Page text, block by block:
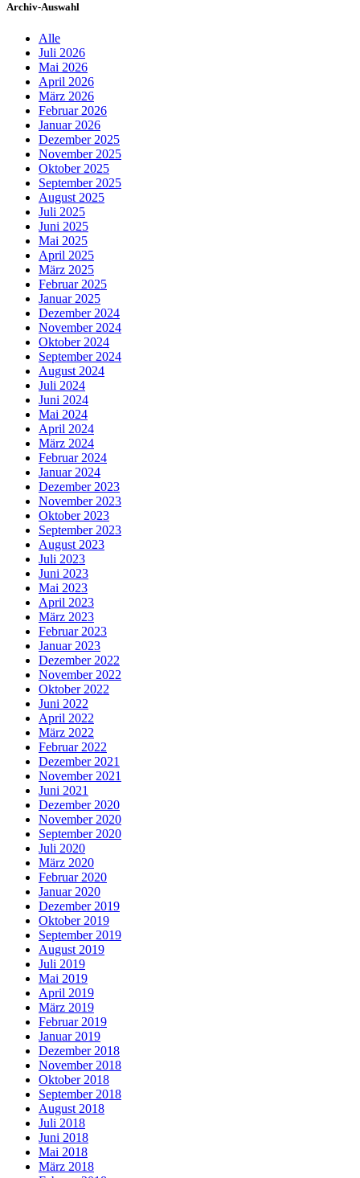
Archiv-Auswahl
Alle
Juli 2026
Mai 2026
April 2026
März 2026
Februar 2026
Januar 2026
Dezember 2025
November 2025
Oktober 2025
September 2025
August 2025
Juli 2025
Juni 2025
Mai 2025
April 2025
März 2025
Februar 2025
Januar 2025
Dezember 2024
November 2024
Oktober 2024
September 2024
August 2024
Juli 2024
Juni 2024
Mai 2024
April 2024
März 2024
Februar 2024
Januar 2024
Dezember 2023
November 2023
Oktober 2023
September 2023
August 2023
Juli 2023
Juni 2023
Mai 2023
April 2023
März 2023
Februar 2023
Januar 2023
Dezember 2022
November 2022
Oktober 2022
Juni 2022
April 2022
März 2022
Februar 2022
Dezember 2021
November 2021
Juni 2021
Dezember 2020
November 2020
September 2020
Juli 2020
März 2020
Februar 2020
Januar 2020
Dezember 2019
Oktober 2019
September 2019
August 2019
Juli 2019
Mai 2019
April 2019
März 2019
Februar 2019
Januar 2019
Dezember 2018
November 2018
Oktober 2018
September 2018
August 2018
Juli 2018
Juni 2018
Mai 2018
März 2018